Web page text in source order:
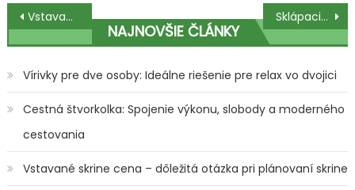
Navigácia
v
článku
Vstavané skrine – praktický a dizajnový nábytok Sklápacie postele a ich výhody
NAJNOVŠIE ČLÁNKY
Vírivky pre dve osoby: Ideálne riešenie pre relax vo dvojici
Cestná štvorkolka: Spojenie výkonu, slobody a moderného
cestovania
Vstavané skrine cena – dôležitá otázka pri plánovaní skrine